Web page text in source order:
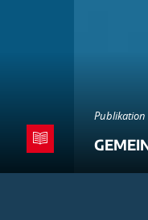
Publikation